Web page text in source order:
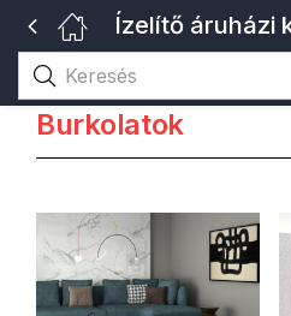
Burkolatok